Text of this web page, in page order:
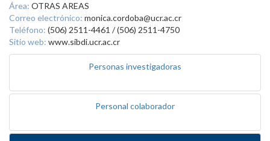
Área: OTRAS AREAS
Correo electrónico: monica.cordoba@ucr.ac.cr
Teléfono: (506) 2511-4461 / (506) 2511-4750
Sitio web: www.sibdi.ucr.ac.cr
Personas investigadoras
Personal colaborador